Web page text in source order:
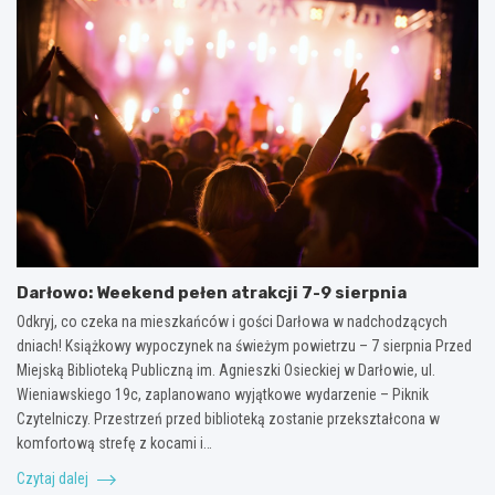
Darłowo: Weekend pełen atrakcji 7-9 sierpnia
Odkryj, co czeka na mieszkańców i gości Darłowa w nadchodzących
dniach! Książkowy wypoczynek na świeżym powietrzu – 7 sierpnia Przed
Miejską Biblioteką Publiczną im. Agnieszki Osieckiej w Darłowie, ul.
Wieniawskiego 19c, zaplanowano wyjątkowe wydarzenie – Piknik
Czytelniczy. Przestrzeń przed biblioteką zostanie przekształcona w
komfortową strefę z kocami i…
Czytaj dalej